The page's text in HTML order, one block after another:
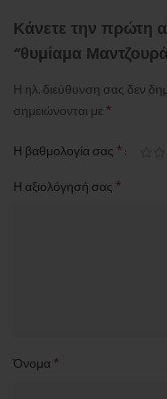
Κάνετε την πρώτη
“θυμίαμα
Η ηλ. διεύθυνση σας δεν
σημειώνονται με *
Η βαθμολογία σας *
Η αξιολόγησή σας *
Όνομα *